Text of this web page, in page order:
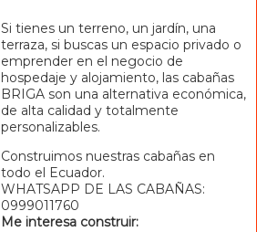
Si tienes un terreno, un jardín, una
terraza, si buscas un espacio privado o
emprender en el negocio de
hospedaje y alojamiento, las cabañas
BRIGA son una alternativa económica,
de alta calidad y totalmente
personalizables.
Construimos nuestras cabañas en
todo el Ecuador.
WHATSAPP DE LAS CABAÑAS:
0999011760
Me interesa construir: